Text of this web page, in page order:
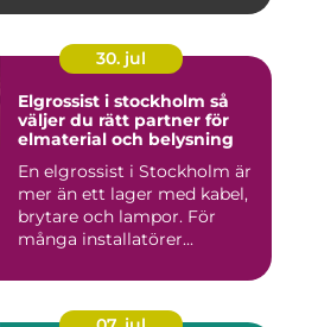
30. jul
Elgrossist i stockholm så
väljer du rätt partner för
elmaterial och belysning
En elgrossist i Stockholm är
mer än ett lager med kabel,
brytare och lampor. För
många installatörer...